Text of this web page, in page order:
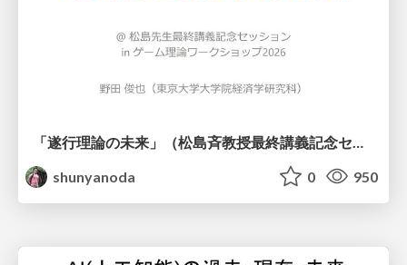
shunyanoda
0 950